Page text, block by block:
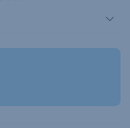
az 1994-es gyors és
még újra kamatot
úgy gondolják, hogy